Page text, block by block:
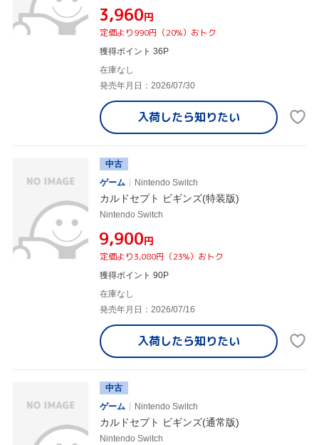
¥3,960円
定価より990円（20%）おトク
獲得ポイント 36P
在庫なし
発売年月日：2026/07/30
入荷したら知りたい
中古
ゲーム
Nintendo Switch
カルドセプト ビギンズ(特装版)
Nintendo Switch
¥9,900円
定価より3,080円（23%）おトク
獲得ポイント 90P
在庫なし
発売年月日：2026/07/16
入荷したら知りたい
中古
ゲーム
Nintendo Switch
カルドセプト ビギンズ(通常版)
Nintendo Switch